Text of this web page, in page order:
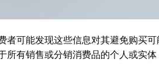
可能发现这些信息对其避免购买
有销售或分销消费品的个人或实